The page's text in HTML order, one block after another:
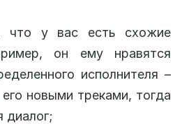
что у вас есть схожие
он ему нравятся
исполнителя –
новыми треками, тогда
диалог;